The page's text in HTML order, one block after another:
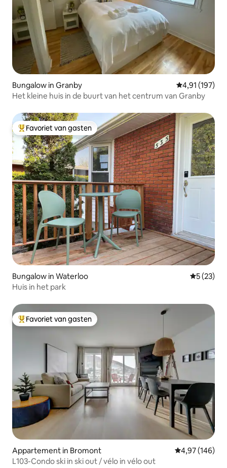
Bungalow in Granby Gemiddelde
4,91 (197)
Het kleine huis in de buurt van het centrum van Granby
Topfavoriet van gasten
Favoriet van gasten
Bungalow in Waterloo
5 (23)
Huis in het park
Topfavoriet van gasten
Favoriet van gasten
Appartement in Bromont Gemiddelde
4,97 (146)
L103-Condo ski in ski out / vélo in vélo out